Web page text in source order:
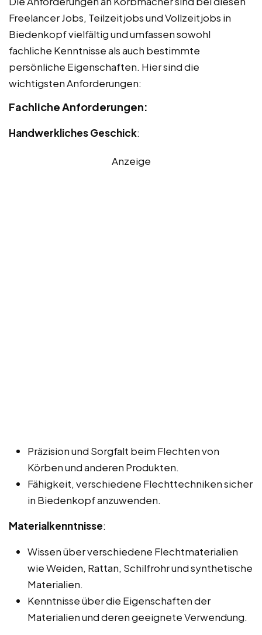
Freelancer Jobs, Teilzeitjobs und Vollzeitjobs in
Biedenkopf vielfältig und umfassen sowohl
fachliche Kenntnisse als auch bestimmte
persönliche Eigenschaften. Hier sind die
wichtigsten Anforderungen:
Fachliche Anforderungen:
Handwerkliches Geschick:
Anzeige
Präzision und Sorgfalt beim Flechten von
Körben und anderen Produkten.
Fähigkeit, verschiedene Flechttechniken sicher
in Biedenkopf anzuwenden.
Materialkenntnisse:
Wissen über verschiedene Flechtmaterialien
wie Weiden, Rattan, Schilfrohr und synthetische
Materialien.
Kenntnisse über die Eigenschaften der
Materialien und deren geeignete Verwendung.